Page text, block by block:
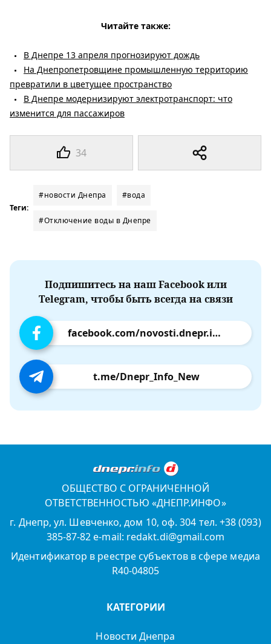
34
Читайте также:
В Днепре 13 апреля прогнозируют дождь
На Днепропетровщине промышленную территорию
превратили в цветущее пространство
В Днепре модернизируют электротранспорт: что
изменится для пассажиров
Теги:
#новости Днепра #вода
#Отключение воды в Днепре
Подпишитесь на наш Facebook или
Telegram, чтобы быть всегда на связи
facebook.com/novosti.dnepr.info
t.me/Dnepr_Info_New
ОБЩЕСТВО С ОГРАНИЧЕННОЙ
ОТВЕТСТВЕННОСТЬЮ «ДНЕПР.ИНФО»
г. Днепр, ул. Шевченко, дом 10, оф. 304 тел. +38 (093)
385-87-82 e-mail: redakt.di@gmail.com
Идентификатор в реестре субъектов в сфере медиа
R40-04805
КАТЕГОРИИ
Новости Днепра